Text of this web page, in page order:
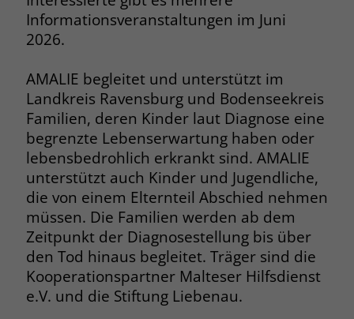
Informationsveranstaltungen im Juni
2026.
AMALIE begleitet und unterstützt im
Landkreis Ravensburg und Bodenseekreis
Familien, deren Kinder laut Diagnose eine
begrenzte Lebenserwartung haben oder
lebensbedrohlich erkrankt sind. AMALIE
unterstützt auch Kinder und Jugendliche,
die von einem Elternteil Abschied nehmen
müssen. Die Familien werden ab dem
Zeitpunkt der Diagnosestellung bis über
den Tod hinaus begleitet. Träger sind die
Kooperationspartner Malteser Hilfsdienst
e.V. und die Stiftung Liebenau.
Name
Anbieter stiftung-liebenau.de
Laufzeit Session
Zweck
Behält die Zustände des Benutzers bei
allen Seitenanfragen bei.
Name cookie_optin
Anbieter www.stiftung-liebenau.de
Laufzeit 1 Monat
Behält die Zustimmung des Benutzers
Zweck
Browsers und die Einstellungen
exklusiv für diese Website zu speichern.
derselben Website durchgeführt
werden, mit derselben
Benutzerkennung verknüpft werden.
Anbieter www.clarity.ms
Laufzeit 1 Jahr
Zweck
Microsoft Clarity setzt dieses Cookie,
um die Seitenaufrufe eines Benutzers
zu speichern und in einer einzigen